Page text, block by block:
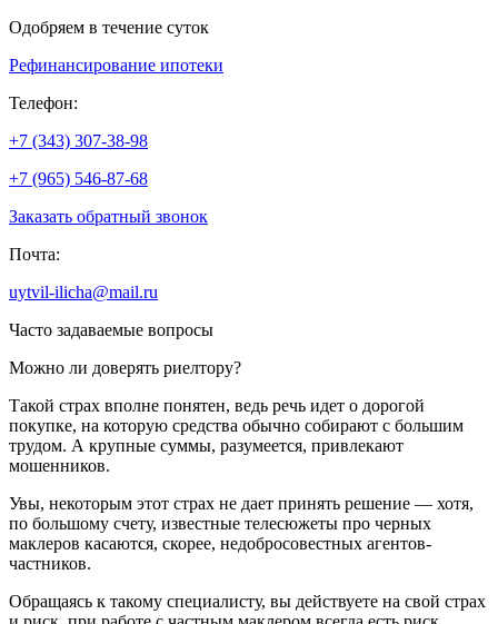
Одобряем в течение суток
Рефинансирование ипотеки
Телефон:
+7 (343) 307-38-98
+7 (965) 546-87-68
Заказать обратный звонок
Почта:
uytvil-ilicha@mail.ru
Часто задаваемые вопросы
Можно ли доверять риелтору?
Такой страх вполне понятен, ведь речь идет о дорогой
покупке, на которую средства обычно собирают с большим
трудом. А крупные суммы, разумеется, привлекают
мошенников.
Увы, некоторым этот страх не дает принять решение — хотя,
по большому счету, известные телесюжеты про черных
маклеров касаются, скорее, недобросовестных агентов-
частников.
Обращаясь к такому специалисту, вы действуете на свой страх